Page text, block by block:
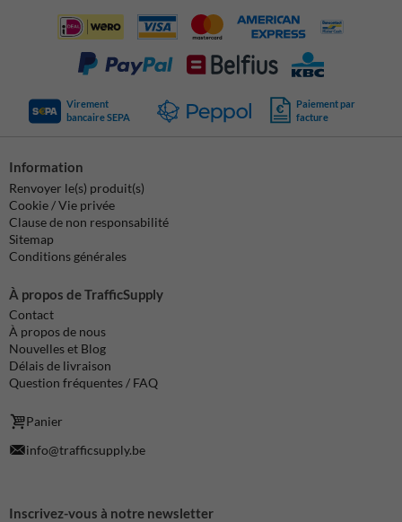
Virement
bancaire SEPA
Paiement par
facture
Information
Renvoyer le(s) produit(s)
Cookie / Vie privée
Clause de non responsabilité
Sitemap
Conditions générales
À propos de TrafficSupply
Contact
À propos de nous
Nouvelles et Blog
Délais de livraison
Question fréquentes / FAQ
Panier
info@trafficsupply.be
Inscrivez-vous à notre newsletter